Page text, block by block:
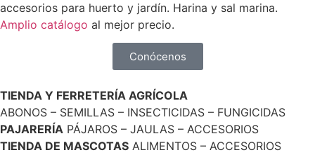
accesorios para huerto y jardín. Harina y sal marina.
Amplio catálogo al mejor precio.
Conócenos
TIENDA Y FERRETERÍA AGRÍCOLA
ABONOS – SEMILLAS – INSECTICIDAS – FUNGICIDAS
PAJARERÍA PÁJAROS – JAULAS – ACCESORIOS
TIENDA DE MASCOTAS ALIMENTOS – ACCESORIOS